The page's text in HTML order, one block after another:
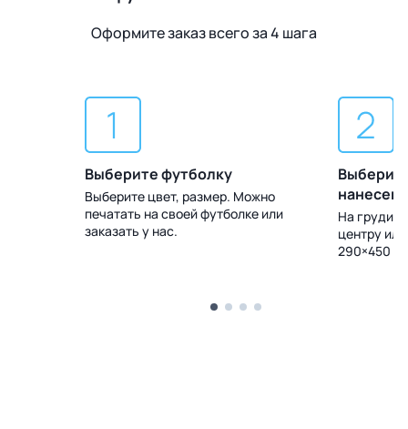
Оформите заказ всего за 4 шага
Выберите футболку
Выберите цвет, размер. Можно
печатать на своей футболке или
заказать у нас.
На груди,
центру
290×450